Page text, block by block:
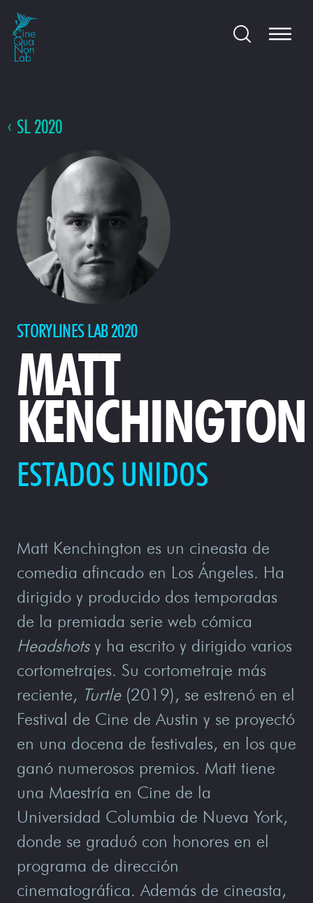
SL 2020
STORYLINES LAB 2020
MATT
KENCHINGTON
ESTADOS UNIDOS
Matt Kenchington es un cineasta de
comedia afincado en Los Ángeles. Ha
dirigido y producido dos temporadas
de la premiada serie web cómica
Headshotsy ha escrito y dirigido varios
cortometrajes. Su cortometraje más
reciente, Turtle(2019), se estrenó en el
Festival de Cine de Austin y se proyectó
en una docena de festivales, en los que
ganó numerosos premios. Matt tiene
una Maestría en Cine de la
Universidad Columbia de Nueva York,
donde se graduó con honores en el
programa de dirección
cinematográfica. Además de cineasta,